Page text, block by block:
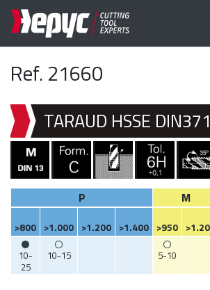
Ref. 21660
TARAUD HSSE
P M
>800 >1.000 >1.200 >1.400 >950
10-
25
10-15 5-10